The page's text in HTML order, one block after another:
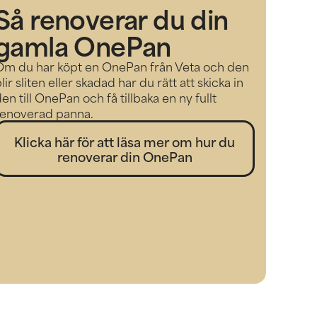
renoverar du din
OnePan
du har köpt en OnePan från Veta och den
sliten eller skadad har du rätt att skicka in
till OnePan och få tillbaka en ny fullt
panna.
Klicka här för att läsa mer om hur du
renoverar din OnePan